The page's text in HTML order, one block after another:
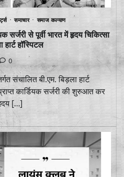
समाचार समाज कल्याण
सर्जरी से पूर्वी भारत में हृदय चिकित्सा
हार्ट हॉस्पिटल
0
संचालित बी.एम. बिड़ला हार्ट
कार्डियक सर्जरी की शुरुआत कर
[…]